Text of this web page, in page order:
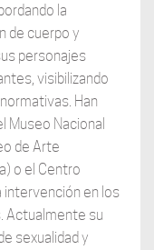
la
de cuerpo y
personajes
visibilizando
Han
Museo Nacional
de Arte
o el Centro
intervención en los
Actualmente su
sexualidad y